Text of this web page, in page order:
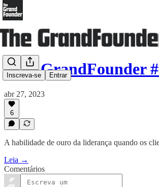
Inscreva-se Entrar
[The GrandFounder
abr 27, 2023
6
A habilidade de ouro da liderança quando os
Leia →
Comentários